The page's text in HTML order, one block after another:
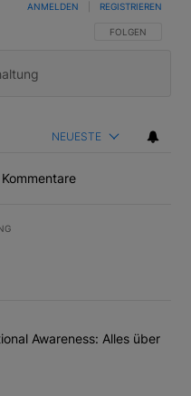
FOLGE DIESER
FOLGEN
ANMELDEN REGISTRIEREN
NEUESTE
meisten kommentierten
Calls bei Situational
Awareness: Alles über